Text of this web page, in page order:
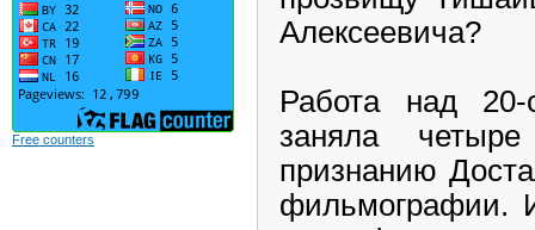
Free counters
Алексеевича?
Работа над 20-
заняла
признанию
фильмографии.